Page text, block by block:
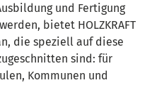
und Fertigung
bietet HOLZKRAFT
die speziell auf diese
sind: für
Kommunen und